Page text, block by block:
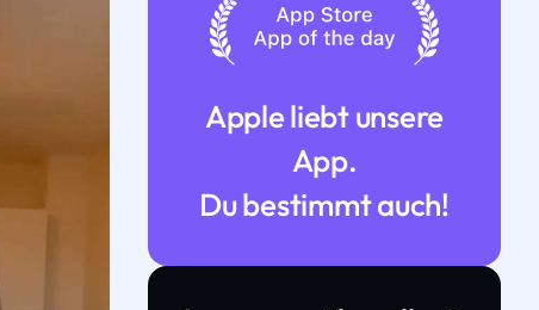
Apple liebt unsere
App.
Du bestimmt auch!